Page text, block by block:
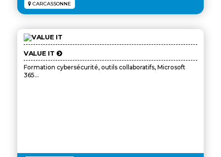
CARCASSONNE
VALUE IT
Formation cybersécurité, outils collaboratifs, Microsoft
365...